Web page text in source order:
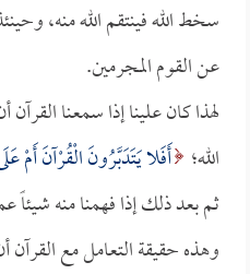
سخط الله فينتقم الله منه،
عن القوم المجرمين.
لهذا كان علينا إذا سمعنا القرآن
الله؛ أَفَلا يَتَدَبَّرُونَ الْقُرْآنَ أَمْ
ثم بعد ذلك إذا فهمنا منه شيئاً
وهذه حقيقة التعامل مع القرآن